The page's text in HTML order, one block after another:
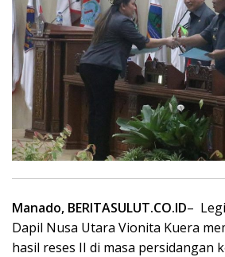
Manado, BERITASULUT.CO.ID–
Dapil Nusa Utara Vionita Kuera
hasil reses II di masa persidangan